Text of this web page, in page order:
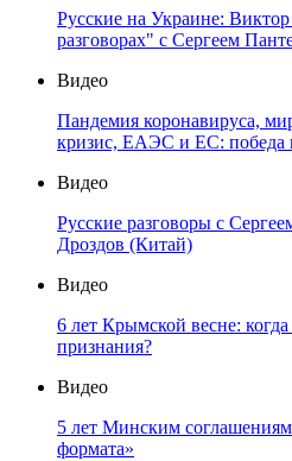
Русские на Украине:
разговорах" с Сергеем
Видео
Пандемия коронавируса,
кризис, ЕАЭС и ЕС: победа
Видео
Русские разговоры с
Дроздов (Китай)
Видео
6 лет Крымской весне:
признания?
Видео
5 лет Минским
формата»